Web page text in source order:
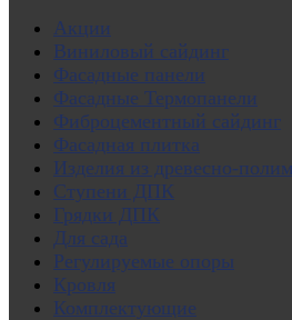
Акции
Виниловый сайдинг
Фасадные панели
Фасадные Термопанели
Фиброцементный сайдинг
Фасадная плитка
Изделия из древесно-
Ступени ДПК
Грядки ДПК
Для сада
Регулируемые опоры
Кровля
Комплектующие